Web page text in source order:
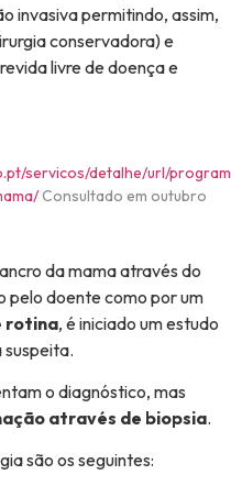
invasiva permitindo, assim,
conservadora) e
livre de doença e
servicos/detalhe/url/
Consultado em outubro
da mama através do
pelo doente como por um
rotina, é iniciado um estudo
o diagnóstico, mas
através de biopsia.
são os seguintes: